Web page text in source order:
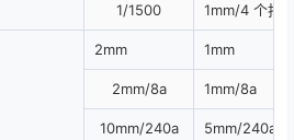
1/1500 1mm/4 个扣
2mm 1mm
2mm/8a 1mm/8a
10mm/240a 5mm/240a